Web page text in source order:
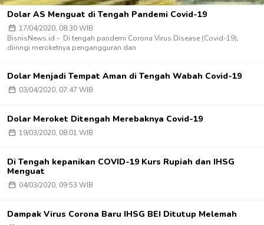
Dolar AS Menguat di Tengah Pandemi Covid-19
17/04/2020, 08:30 WIB
BisnisNews.id - Di tengah pandemi Corona Virus Disease (Covid-19),
diiringi meroketnya pengangguran dan
Dolar Menjadi Tempat Aman di Tengah Wabah Covid-19
03/04/2020, 07:47 WIB
Dolar Meroket Ditengah Merebaknya Covid-19
19/03/2020, 08:01 WIB
Di Tengah kepanikan COVID-19 Kurs Rupiah dan IHSG
Menguat
04/03/2020, 09:53 WIB
Dampak Virus Corona Baru IHSG BEI Ditutup Melemah